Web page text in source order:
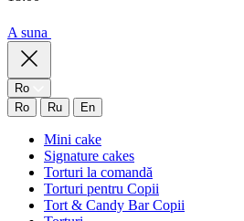
A suna
Ro
Ro
Ru En
Mini cake
Signature cakes
Torturi la comandă
Torturi pentru Copii
Tort & Candy Bar Copii